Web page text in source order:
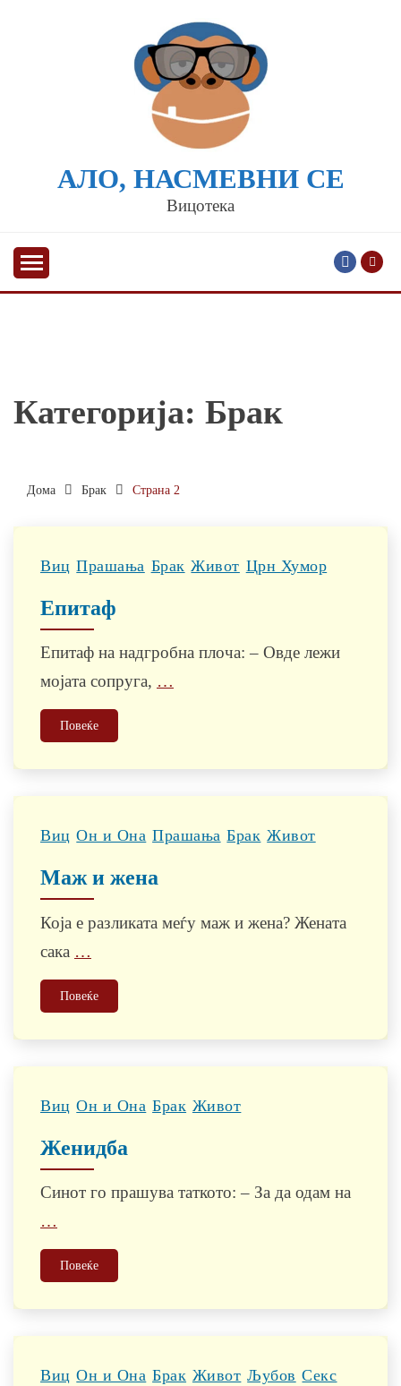
АЛО, НАСМЕВНИ СЕ
Вицотека
Категорија: Брак
Дома Брак Страна 2
Виц Прашања Брак Живот Црн Хумор
Епитаф
Епитаф на надгробна плоча: – Овде лежи
мојата сопруга, …
Повеќе
Виц Он и Она Прашања Брак Живот
Маж и жена
Која е разликата меѓу маж и жена? Жената
сака …
Повеќе
Виц Он и Она Брак Живот
Женидба
Синот го прашува таткото: – За да одам на
…
Повеќе
Виц Он и Она Брак Живот Љубов Секс